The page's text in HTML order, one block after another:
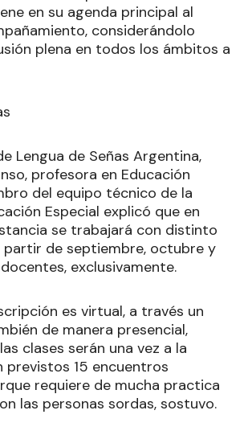
en su agenda principal al
considerándolo
plena en todos los ámbitos a
Lengua de Señas Argentina,
profesora en Educación
del equipo técnico de la
Especial explicó que en
se trabajará con distinto
partir de septiembre, octubre y
exclusivamente.
es virtual, a través un
de manera presencial,
clases serán una vez a la
previstos 15 encuentros
requiere de mucha practica
las personas sordas, sostuvo.